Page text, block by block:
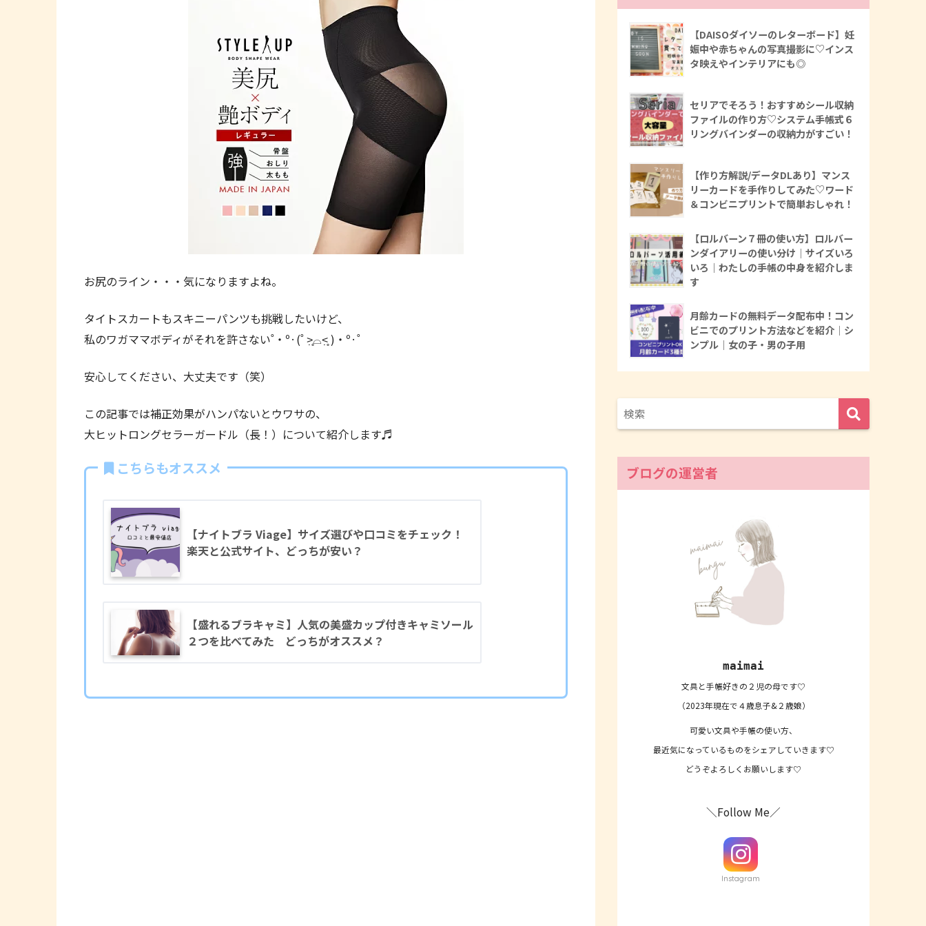
お尻のライン・・・気になりますよね。
タイトスカートもスキニーパンツも挑戦したいけど、
私のワガママボディがそれを許さない˚‧º·(˚ ˃̣̣̥⌓˂̣̣̥ )‧º·˚
安心してください、大丈夫です（笑）
この記事では補正効果がハンパないとウワサの、
大ヒットロングセラーガードル（長！）について紹介します♬
こちらもオススメ
【ナイトブラ Viage】サイズ選びや口コミをチェック！
楽天と公式サイト、どっちが安い？
【盛れるブラキャミ】人気の美盛カップ付きキャミソール
２つを比べてみた どっちがオススメ？
【DAISOダイソーのレターボード】妊
娠中や赤ちゃんの写真撮影に♡インス
タ映えやインテリアにも◎
セリアでそろう！おすすめシール収納
ファイルの作り方♡システム手帳式６
リングバインダーの収納力がすごい！
【作り方解説/データDLあり】マンス
リーカードを手作りしてみた♡ワード
＆コンビニプリントで簡単おしゃれ！
【ロルバーン７冊の使い方】ロルバー
ンダイアリーの使い分け｜サイズいろ
いろ｜わたしの手帳の中身を紹介しま
す
月齢カードの無料データ配布中！コン
ビニでのプリント方法などを紹介｜シ
ンプル｜女の子・男の子用
ブログの運営者
maimai
文具と手帳好きの２児の母です♡
（2023年現在で４歳息子&２歳娘）
可愛い文具や手帳の使い方、
最近気になっているものをシェアしていきます♡
どうぞよろしくお願いします♡
＼Follow Me／
Instagram